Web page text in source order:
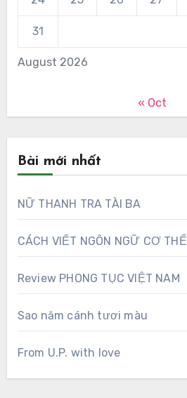
August 2026
31
« Oct
Bài mới nhất
NỮ THANH TRA TÀI BA
CÁCH VIẾT NGÔN NGỮ CƠ THỂ
Review PHONG TỤC VIỆT NAM
Sao năm cánh tươi màu
From U.P. with love